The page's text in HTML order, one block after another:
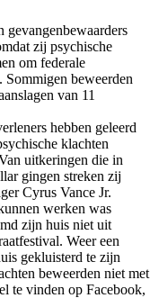
gevangenbewaarders
zij psychische
om federale
beweerden
van 11
hebben geleerd
klachten
uitkeringen die in
gingen streken zij
Cyrus Vance Jr.
werken was
zijn huis niet uit
Weer een
gekluisterd te zijn
beweerden niet met
te vinden op Facebook,